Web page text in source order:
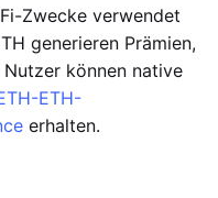
Zwecke verwendet
generieren Prämien,
können native
ETH-
erhalten.